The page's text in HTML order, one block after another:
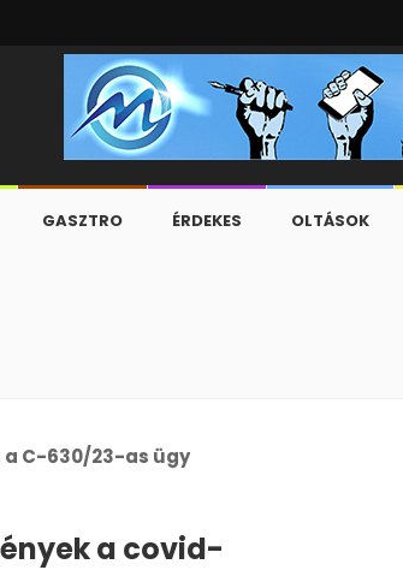
GASZTRO ÉRDEKES OLTÁSOK
a C-630/23-as ügy
a covid-